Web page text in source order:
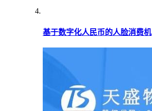
基于数字化人民币的人脸消费机